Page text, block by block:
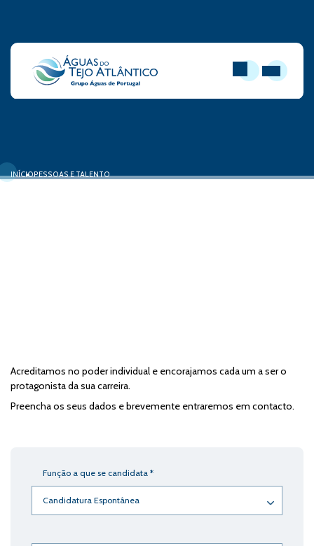
PESQUISAR
ABRIR
INÍCIOPESSOAS E TALENTO
Acreditamos no poder individual e encorajamos cada um a ser o
protagonista da sua carreira.
Preencha os seus dados e brevemente entraremos em contacto.
Função a que se candidata *mandatory_label